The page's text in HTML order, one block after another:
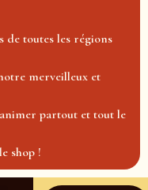
de toutes les régions
merveilleux et
partout et tout le
shop !